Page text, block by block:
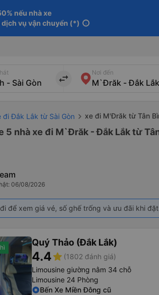
nếu nhà xe
vụ vận chuyển (*) info
import_export
Nơi đến
đi Đắk Lắk từ Sài Gòn xe đi M'Đrăk từ Tân
5 nhà xe đi M`Đrăk - Đắk Lắk từ
06/08/2026
để xem giá vé, số ghế trống và ưu đãi khi
Quý Thảo (Đắk Lắk)
4.4star (1802 đánh giá)
Limousine giường nằm 34 chỗ
Limousine 24 Phòng
Bến Xe Miền Đông cũ